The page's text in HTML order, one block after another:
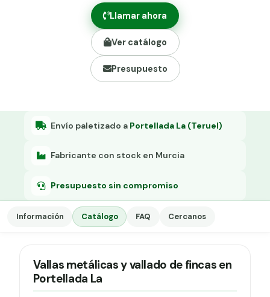
Abrazadera PVC malla H.
Grapa malla H.
Grapadora
Tensor galvanizado
Llamar ahora
Ver catálogo
Presupuesto
Envío paletizado a Portellada La (Teruel)
Fabricante con stock en Murcia
Presupuesto sin compromiso
Información Catálogo FAQ Cercanos
Vallas metálicas y vallado de fincas en
Portellada La